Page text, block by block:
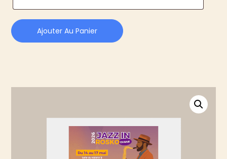
Ajouter Au Panier